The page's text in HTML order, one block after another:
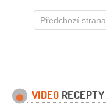
Předchozí strana
VIDEO RECEPTY